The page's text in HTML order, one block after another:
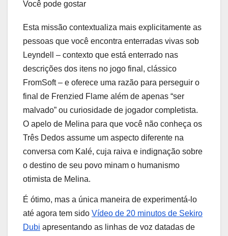
Você pode gostar
Esta missão contextualiza mais explicitamente as
pessoas que você encontra enterradas vivas sob
Leyndell⁠ – contexto que está enterrado nas
descrições dos itens no jogo final, clássico
FromSoft⁠ – e oferece uma razão para perseguir o
final de Frenzied Flame além de apenas “ser
malvado” ou curiosidade de jogador completista.
O apelo de Melina para que você não conheça os
Três Dedos assume um aspecto diferente na
conversa com Kalé, cuja raiva e indignação sobre
o destino de seu povo minam o humanismo
otimista de Melina.
É ótimo, mas a única maneira de experimentá-lo
até agora tem sido Vídeo de 20 minutos de Sekiro
Dubi apresentando as linhas de voz datadas de